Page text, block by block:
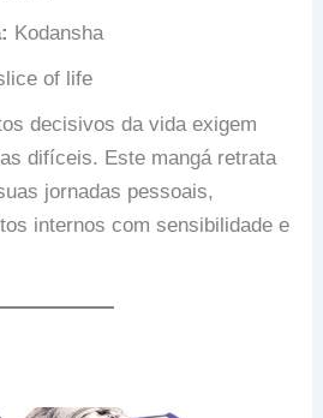
Kodansha
of life
decisivos da vida exigem
difíceis. Este mangá retrata
jornadas pessoais,
internos com sensibilidade e